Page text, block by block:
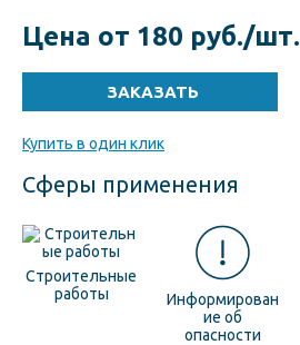
Цена от 180 руб./шт.
Купить в один клик
Сферы применения
Строительные
работы
Информирован
ие об
опасности